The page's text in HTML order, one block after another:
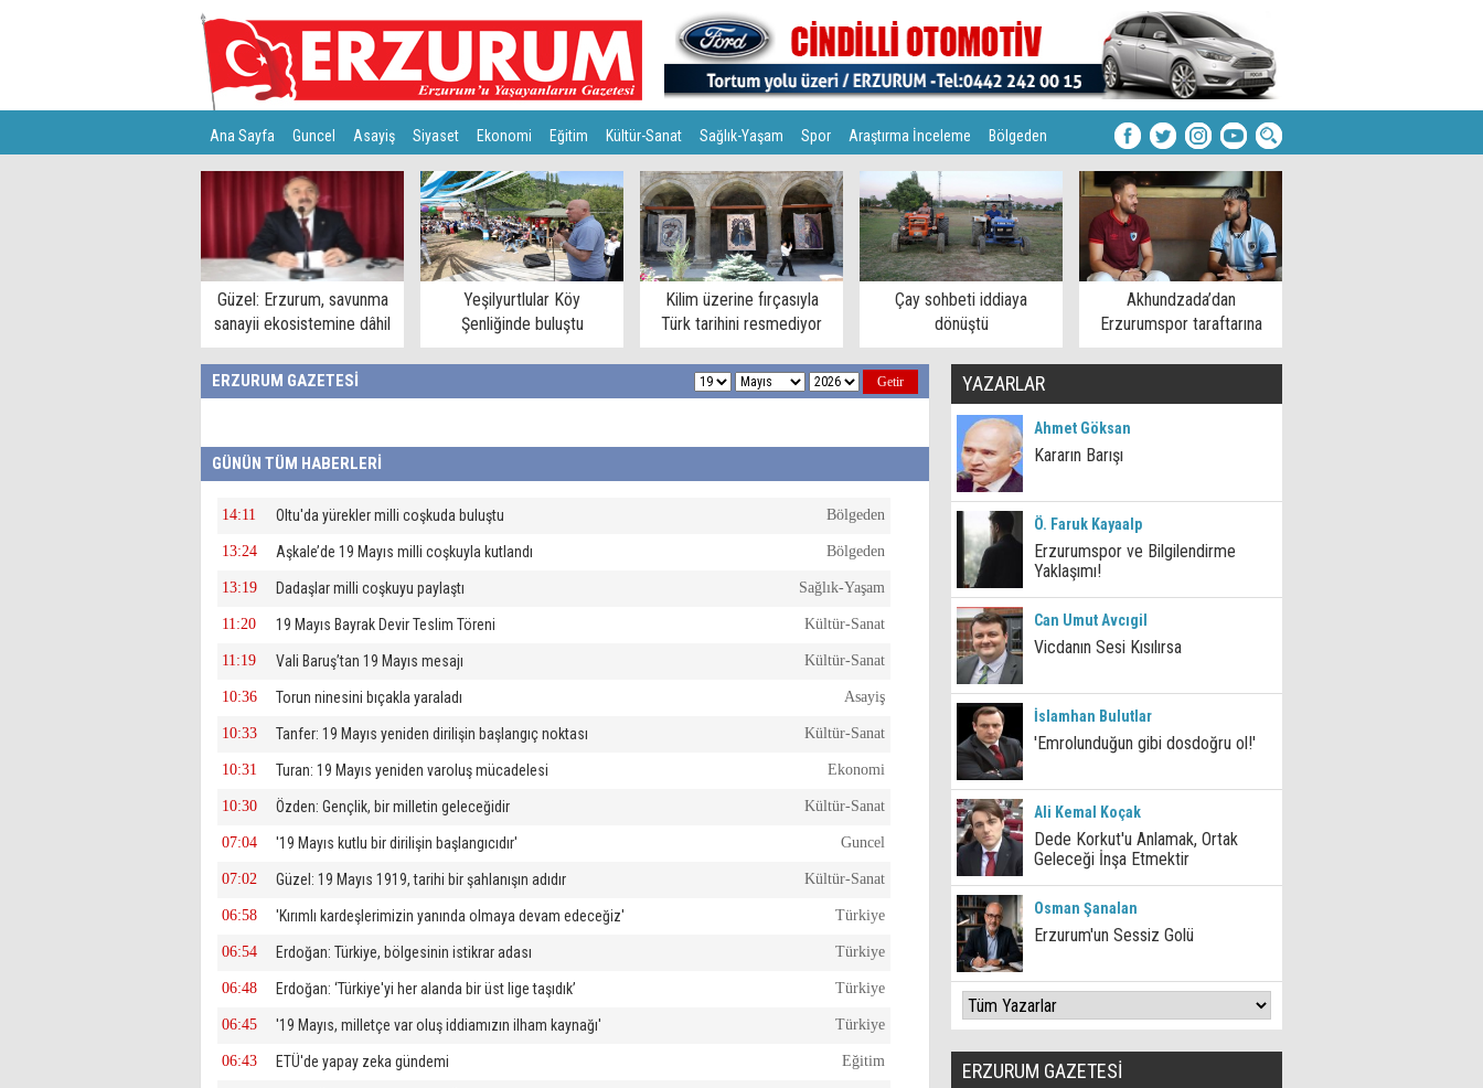
Ana Sayfa Guncel Asayiş Siyaset Ekonomi Eğitim Kültür-Sanat Sağlık-Yaşam Spor Araştırma İnceleme Bölgeden
Teknoloji
Güzel: Erzurum, savunma
sanayii ekosistemine dâhil
edilmeli
Yeşilyurtlular Köy
Şenliğinde buluştu
Kilim üzerine fırçasıyla
Türk tarihini resmediyor
Çay sohbeti iddiaya
dönüştü
Akhundzada’dan
Erzurumspor taraftarına
mesaj
ERZURUM GAZETESİ
GÜNÜN TÜM HABERLERİ
14:11 Oltu'da yürekler milli coşkuda buluştu Bölgeden
13:24 Aşkale’de 19 Mayıs milli coşkuyla kutlandı Bölgeden
13:19 Dadaşlar milli coşkuyu paylaştı Sağlık-Yaşam
11:20 19 Mayıs Bayrak Devir Teslim Töreni Kültür-Sanat
11:19 Vali Baruş’tan 19 Mayıs mesajı Kültür-Sanat
10:36 Torun ninesini bıçakla yaraladı Asayiş
10:33 Tanfer: 19 Mayıs yeniden dirilişin başlangıç noktası Kültür-Sanat
10:31 Turan: 19 Mayıs yeniden varoluş mücadelesi Ekonomi
10:30 Özden: Gençlik, bir milletin geleceğidir Kültür-Sanat
07:04 '19 Mayıs kutlu bir dirilişin başlangıcıdır' Guncel
07:02 Güzel: 19 Mayıs 1919, tarihi bir şahlanışın adıdır Kültür-Sanat
06:58 'Kırımlı kardeşlerimizin yanında olmaya devam edeceğiz' Türkiye
06:54 Erdoğan: Türkiye, bölgesinin istikrar adası Türkiye
06:48 Erdoğan: ‘Türkiye'yi her alanda bir üst lige taşıdık’ Türkiye
06:45 '19 Mayıs, milletçe var oluş iddiamızın ilham kaynağı' Türkiye
06:43 ETÜ'de yapay zeka gündemi Eğitim
YAZARLAR
Ahmet Göksan
Kararın Barışı
Ö. Faruk Kayaalp
Erzurumspor ve Bilgilendirme
Yaklaşımı!
Can Umut Avcıgil
Vicdanın Sesi Kısılırsa
İslamhan Bulutlar
'Emrolunduğun gibi dosdoğru ol!'
Ali Kemal Koçak
Dede Korkut'u Anlamak, Ortak
Geleceği İnşa Etmektir
Osman Şanalan
Erzurum'un Sessiz Golü
ERZURUM GAZETESİ